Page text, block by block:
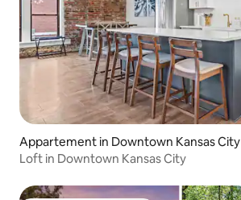
Appartement in Downtown Kansas City
Loft in Downtown Kansas City